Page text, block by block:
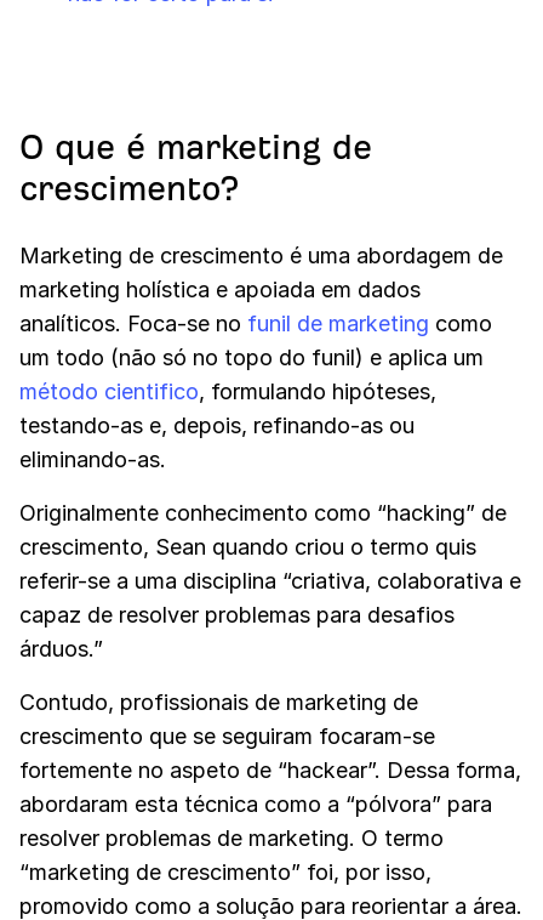
O que é marketing de
crescimento?
Marketing de crescimento é uma abordagem de
marketing holística e apoiada em dados
analíticos. Foca-se no funil de marketing como
um todo (não só no topo do funil) e aplica um
método cientifico, formulando hipóteses,
testando-as e, depois, refinando-as ou
eliminando-as.
Originalmente conhecimento como “hacking” de
crescimento, Sean quando criou o termo quis
referir-se a uma disciplina “criativa, colaborativa e
capaz de resolver problemas para desafios
árduos.”
Contudo, profissionais de marketing de
crescimento que se seguiram focaram-se
fortemente no aspeto de “hackear”. Dessa forma,
abordaram esta técnica como a “pólvora” para
resolver problemas de marketing. O termo
“marketing de crescimento” foi, por isso,
promovido como a solução para reorientar a área.